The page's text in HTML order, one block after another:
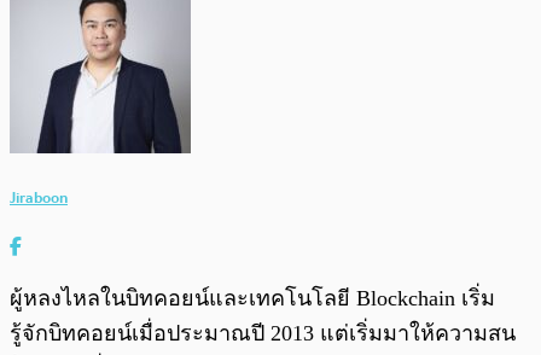
Jiraboon
ผู้หลงไหลในบิทคอยน์และเทคโนโลยี Blockchain เริ่ม
รู้จักบิทคอยน์เมื่อประมาณปี 2013 แต่เริ่มมาให้ความสน